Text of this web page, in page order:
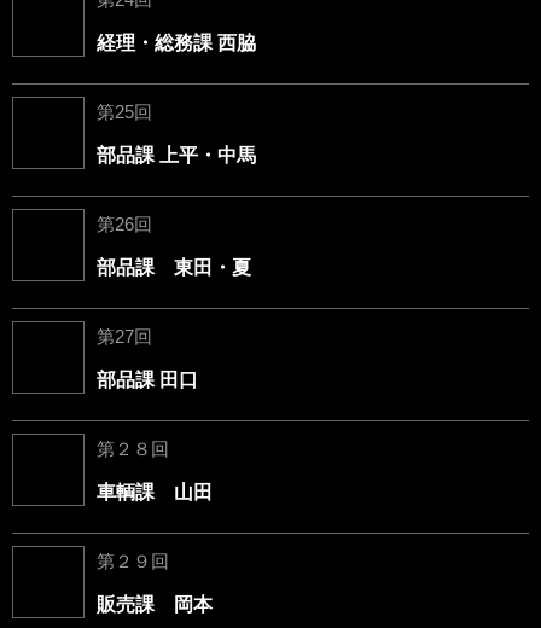
経理・総務課 西脇
第25回
部品課 上平・中馬
第26回
部品課 東田・夏
第27回
部品課 田口
第２８回
車輌課 山田
第２９回
販売課 岡本